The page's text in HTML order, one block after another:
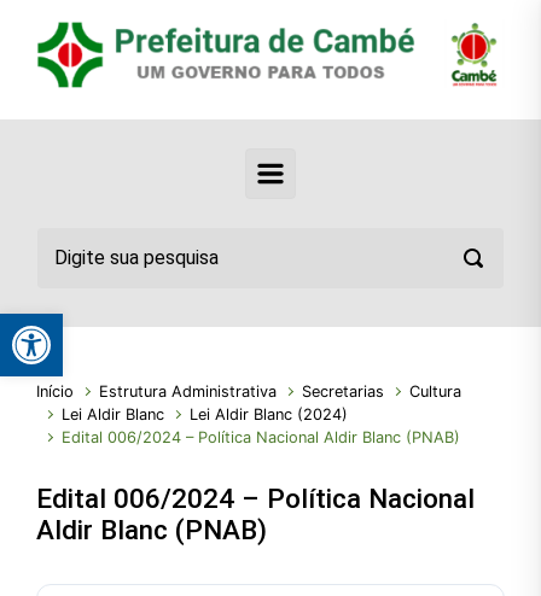
Início Estrutura Administrativa Secretarias
Cultura
Lei Aldir Blanc
Lei Aldir Blanc (2024)
Edital 006/2024 – Política Nacional Aldir Blanc (PNAB)
Edital 006/2024 – Política Nacional
Aldir Blanc (PNAB)
Abrir a barra de ferramentas